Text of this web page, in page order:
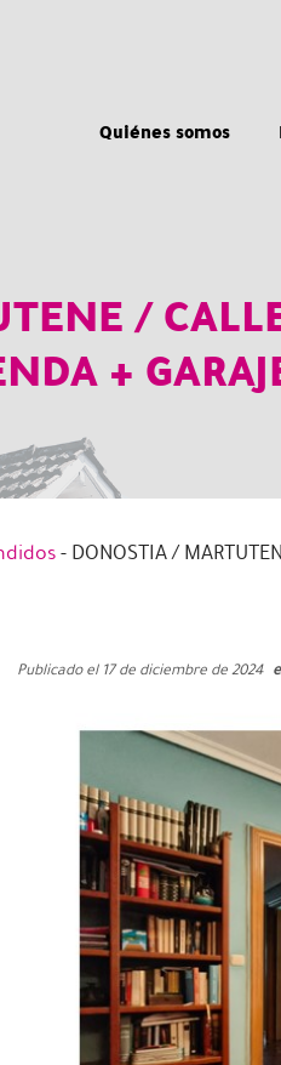
Quiénes somos
/
+
- DONOSTIA /
Publicado el 17 de diciembre de 2024